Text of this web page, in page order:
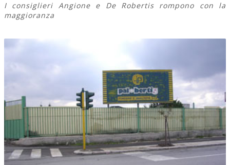
I consiglieri Angione e De Robertis rompono con la
maggioranza